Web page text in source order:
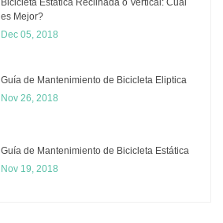
es Mejor?
Dec 05, 2018
​Guía de Mantenimiento de Bicicleta Eliptica
Nov 26, 2018
Guía de Mantenimiento de Bicicleta Estática
Nov 19, 2018